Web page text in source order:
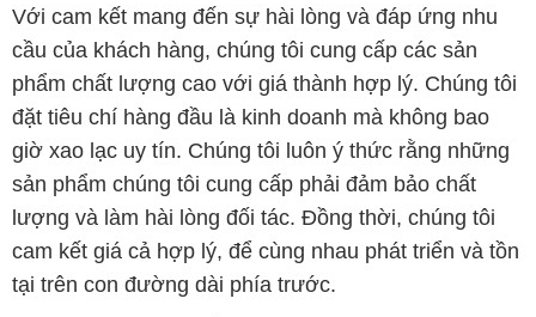
bao gồm các loại hóa chất công nghiệp như axit,
kiềm, dung môi, chất tẩy rửa và nhiều loại hóa chất
khác. Chúng tôi cam kết chỉ cung cấp những sản
phẩm chất lượng cao từ các nhà sản xuất uy tín và
đáng tin cậy.
Ngoài ra, chúng tôi cũng đặc biệt chú trọng đến dịch
vụ khách hàng. Đội ngũ nhân viên giàu kinh nghiệm
và am hiểu về các sản phẩm hóa chất sẵn sàng tư
vấn và hỗ trợ khách hàng trong việc lựa chọn sản